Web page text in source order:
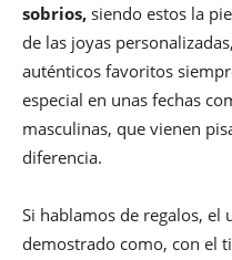
sobrios, siendo estos la
de las joyas
auténticos favoritos
especial en unas fechas
masculinas, que vienen
diferencia.
Si hablamos de regalos,
demostrado como, con el